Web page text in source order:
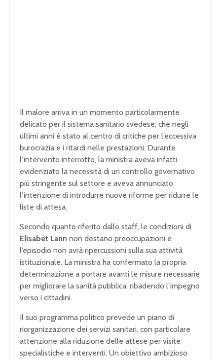
Il malore arriva in un momento particolarmente
delicato per il sistema sanitario svedese, che negli
ultimi anni è stato al centro di critiche per l’eccessiva
burocrazia e i ritardi nelle prestazioni. Durante
l’intervento interrotto, la ministra aveva infatti
evidenziato la necessità di un controllo governativo
più stringente sul settore e aveva annunciato
l’intenzione di introdurre nuove riforme per ridurre le
liste di attesa.
Secondo quanto riferito dallo staff, le condizioni di
Elisabet Lann non destano preoccupazioni e
l’episodio non avrà ripercussioni sulla sua attività
istituzionale. La ministra ha confermato la propria
determinazione a portare avanti le misure necessarie
per migliorare la sanità pubblica, ribadendo l’impegno
verso i cittadini.
Il suo programma politico prevede un piano di
riorganizzazione dei servizi sanitari, con particolare
attenzione alla riduzione delle attese per visite
specialistiche e interventi. Un obiettivo ambizioso